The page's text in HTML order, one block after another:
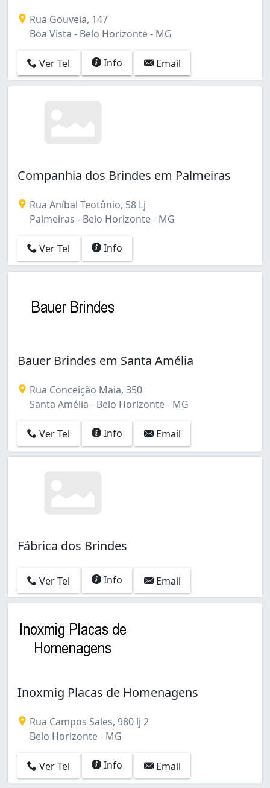
Rua Gouveia, 147
Boa Vista - Belo Horizonte - MG
Ver Tel Info Email
Companhia dos Brindes em Palmeiras
Rua Aníbal Teotônio, 58 Lj
Palmeiras - Belo Horizonte - MG
Ver Tel Info
Bauer Brindes em Santa Amélia
Rua Conceição Maia, 350
Santa Amélia - Belo Horizonte - MG
Ver Tel Info Email
Fábrica dos Brindes
Ver Tel Info Email
Inoxmig Placas de Homenagens
Rua Campos Sales, 980 lj 2
Belo Horizonte - MG
Ver Tel Info Email